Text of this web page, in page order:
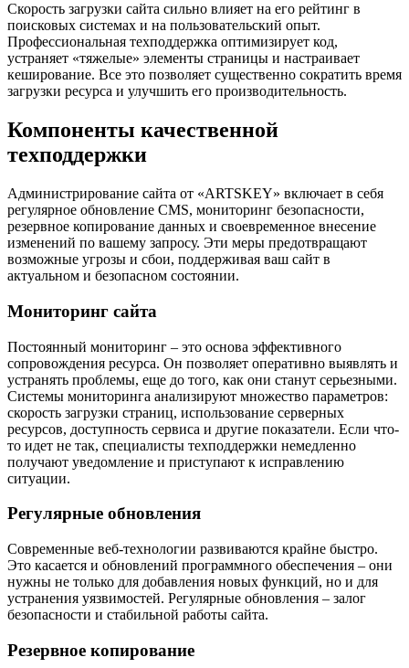
Скорость загрузки сайта сильно влияет на его рейтинг в
поисковых системах и на пользовательский опыт.
Профессиональная техподдержка оптимизирует код,
устраняет «тяжелые» элементы страницы и настраивает
кеширование. Все это позволяет существенно сократить время
загрузки ресурса и улучшить его производительность.
Компоненты качественной
техподдержки
Администрирование сайта от «ARTSKEY» включает в себя
регулярное обновление CMS, мониторинг безопасности,
резервное копирование данных и своевременное внесение
изменений по вашему запросу. Эти меры предотвращают
возможные угрозы и сбои, поддерживая ваш сайт в
актуальном и безопасном состоянии.
Мониторинг сайта
Постоянный мониторинг – это основа эффективного
сопровождения ресурса. Он позволяет оперативно выявлять и
устранять проблемы, еще до того, как они станут серьезными.
Системы мониторинга анализируют множество параметров:
скорость загрузки страниц, использование серверных
ресурсов, доступность сервиса и другие показатели. Если что-
то идет не так, специалисты техподдержки немедленно
получают уведомление и приступают к исправлению
ситуации.
Регулярные обновления
Современные веб-технологии развиваются крайне быстро.
Это касается и обновлений программного обеспечения – они
нужны не только для добавления новых функций, но и для
устранения уязвимостей. Регулярные обновления – залог
безопасности и стабильной работы сайта.
Резервное копирование